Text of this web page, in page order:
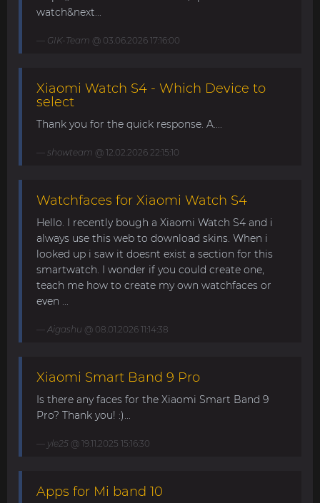
watch&next...
GIK-Team @ 03.06.2026 17:16:00
Xiaomi Watch S4 - Which Device to
select
Thank you for the quick response. A....
showteam @ 12.02.2026 22:15:10
Watchfaces for Xiaomi Watch S4
Hello. I recently bough a Xiaomi Watch S4 and i
always use this web to download skins. When i
looked up i saw it doesnt exist a section for this
smartwatch. I wonder if you could create one,
teach me how to create my own watchfaces or
even ...
Aigashu @ 08.01.2026 11:14:38
Xiaomi Smart Band 9 Pro
Is there any faces for the Xiaomi Smart Band 9
Pro? Thank you! :)...
yle25 @ 19.11.2025 15:16:30
Apps for Mi band 10